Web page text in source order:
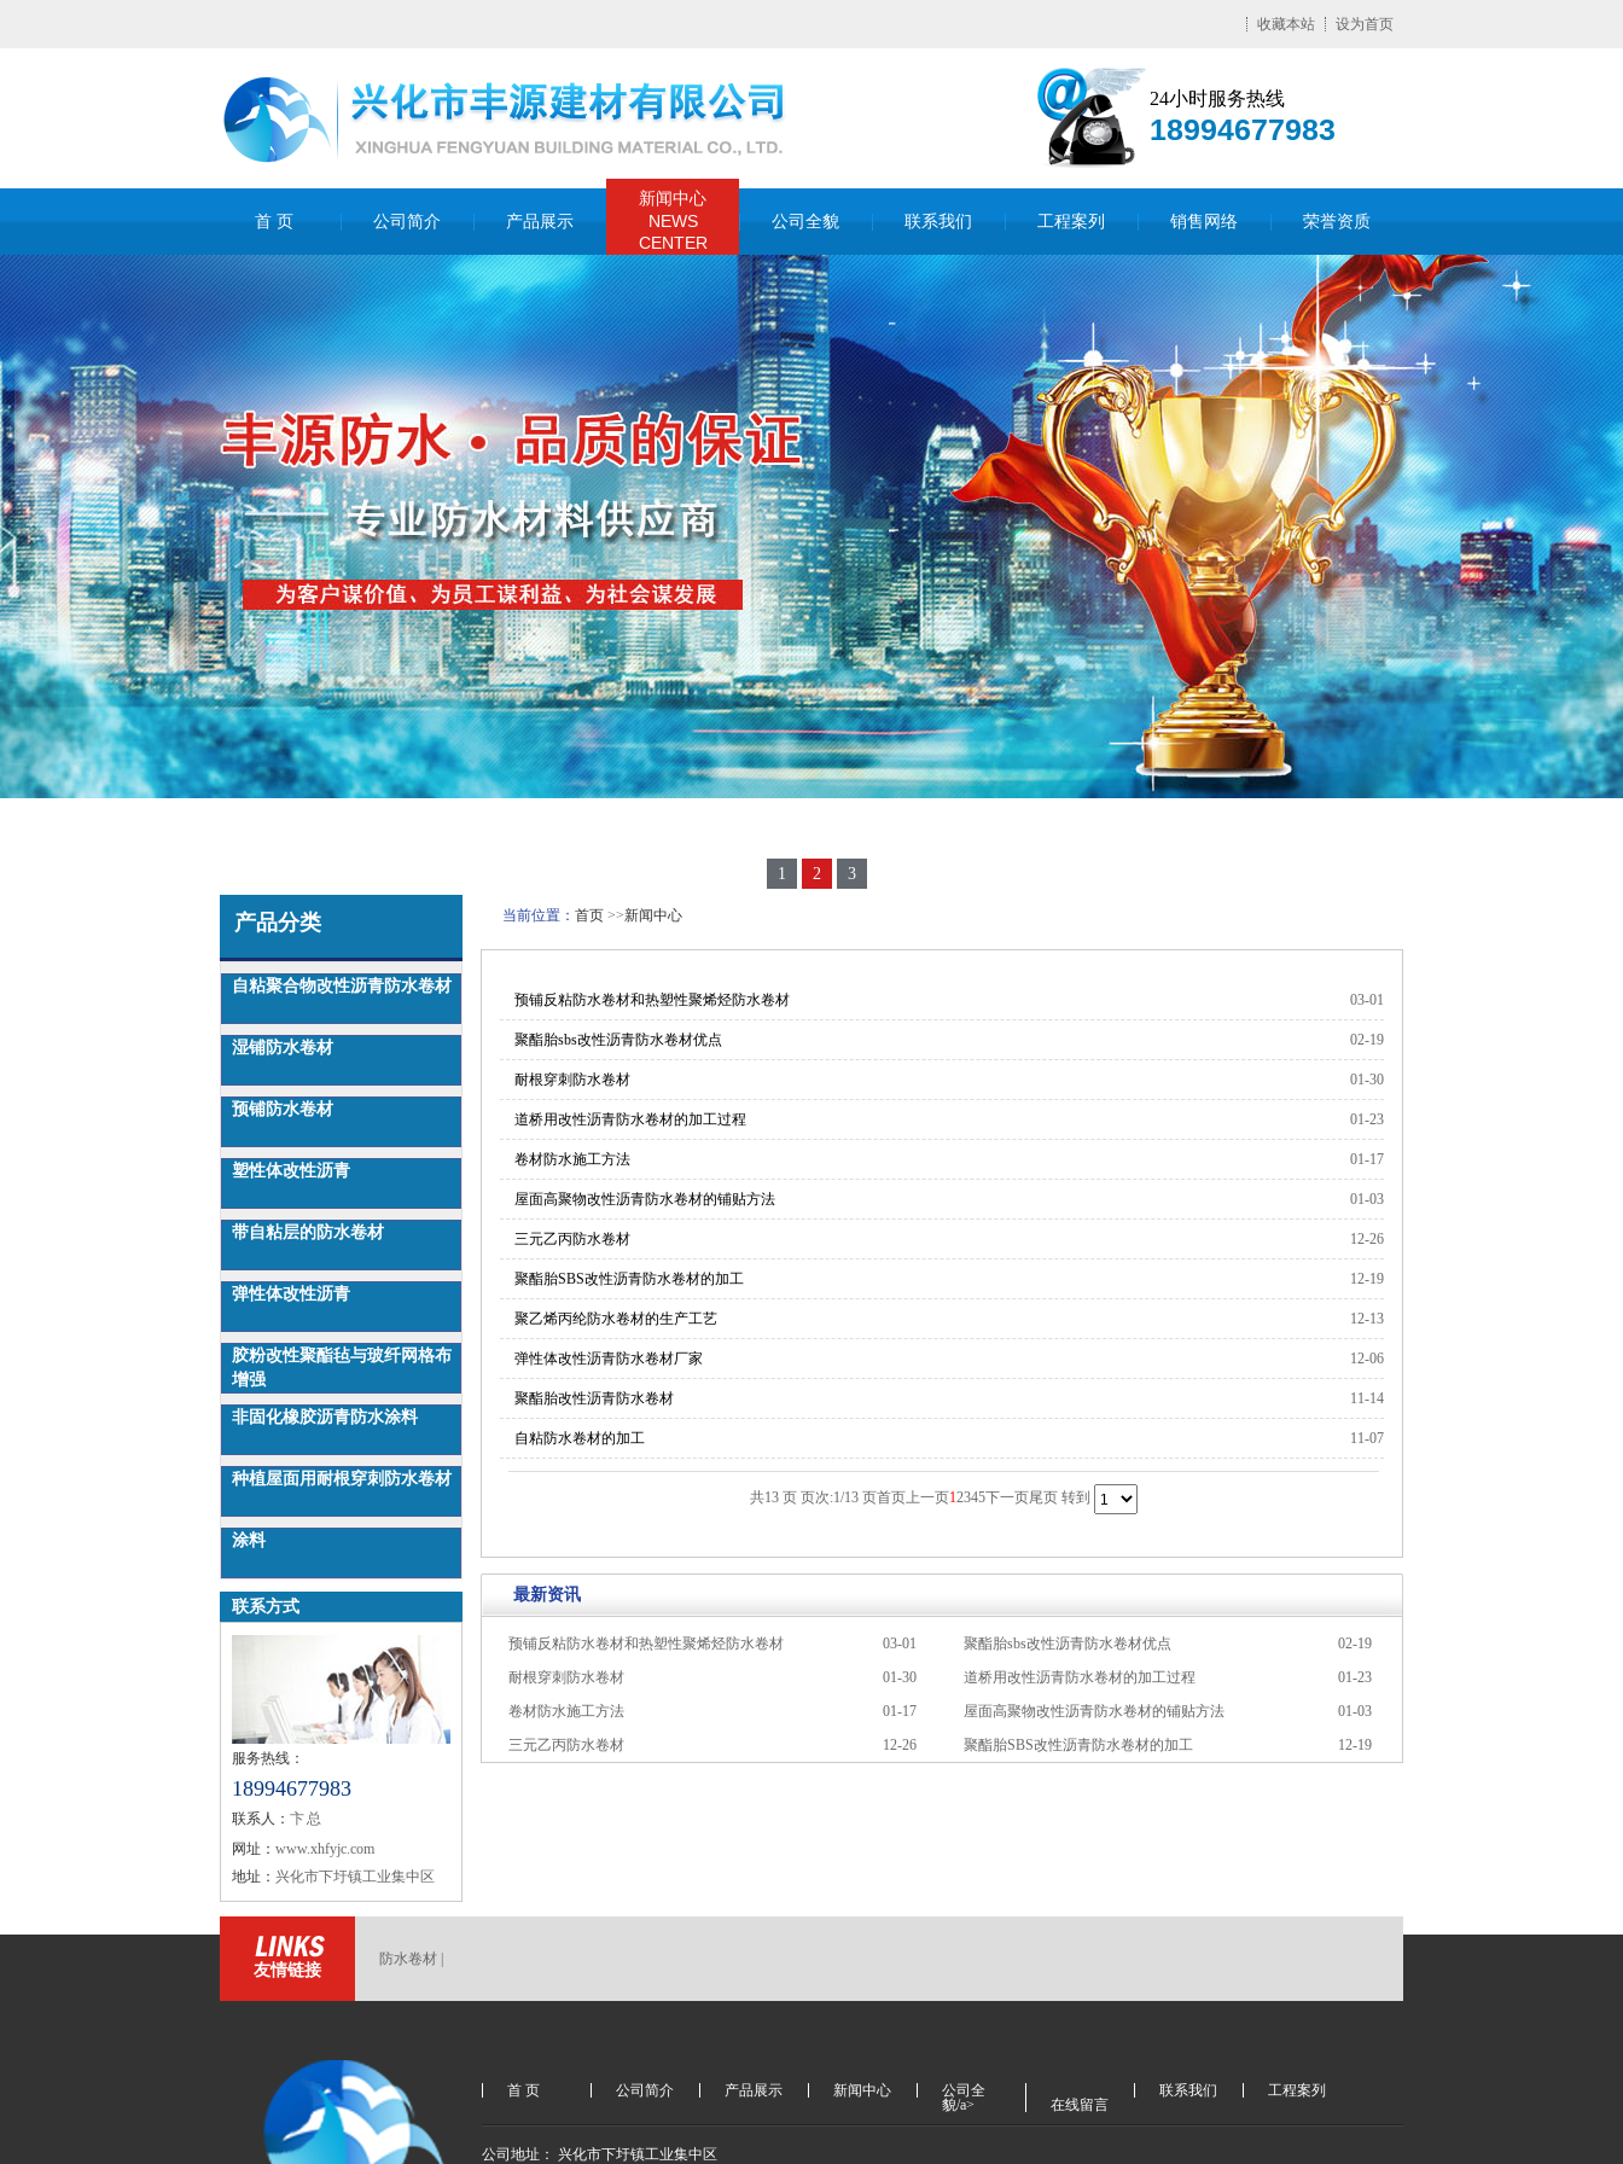
收藏本站 设为首页
24小时服务热线
18994677983
首 页 公司简介 产品展示
新闻中心
NEWS
CENTER
公司全貌 联系我们 工程案列 销售网络 荣誉资质
1 2 3
产品分类
自粘聚合物改性沥青防水卷材
湿铺防水卷材
预铺防水卷材
塑性体改性沥青
带自粘层的防水卷材
弹性体改性沥青
胶粉改性聚酯毡与玻纤网格布
增强
非固化橡胶沥青防水涂料
种植屋面用耐根穿刺防水卷材
涂料
联系方式
服务热线：
18994677983
联系人： 卞 总
网址： www.xhfyjc.com
地址： 兴化市下圩镇工业集中区
当前位置： 首页 >>新闻中心
预铺反粘防水卷材和热塑性聚烯烃防水卷材 03-01
聚酯胎sbs改性沥青防水卷材优点 02-19
耐根穿刺防水卷材 01-30
道桥用改性沥青防水卷材的加工过程 01-23
卷材防水施工方法 01-17
屋面高聚物改性沥青防水卷材的铺贴方法 01-03
三元乙丙防水卷材 12-26
聚酯胎SBS改性沥青防水卷材的加工 12-19
聚乙烯丙纶防水卷材的生产工艺 12-13
弹性体改性沥青防水卷材厂家 12-06
聚酯胎改性沥青防水卷材 11-14
自粘防水卷材的加工 11-07
共13 页 页次:1/13 页首页上一页12345下一页尾页转到
最新资讯
03-01
预铺反粘防水卷材和热塑性聚烯烃防水卷材 02-19
聚酯胎sbs改性沥青防水卷材优点
01-30
耐根穿刺防水卷材 01-23
道桥用改性沥青防水卷材的加工过程
01-17
卷材防水施工方法 01-03
屋面高聚物改性沥青防水卷材的铺贴方法
12-26
三元乙丙防水卷材 12-19
聚酯胎SBS改性沥青防水卷材的加工
友情链接
防水卷材
首 页 公司简介 产品展示 新闻中心
公司全
貌/a>
在线留言
联系我们 工程案列
公司地址： 兴化市下圩镇工业集中区